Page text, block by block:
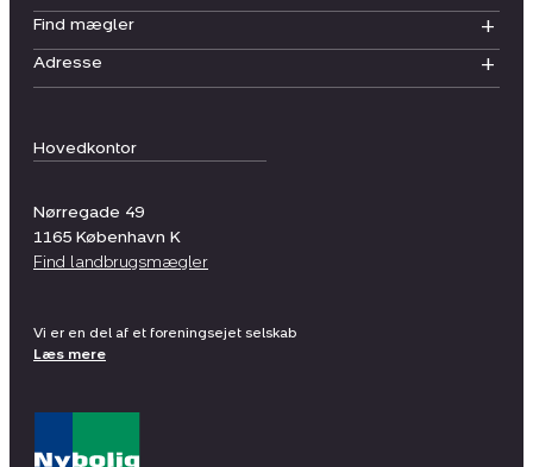
Hovedkontor
Nørregade 49
1165 København K
Find landbrugsmægler
Find mægler
Adresse
Vi er en del af et foreningsejet selskab
Læs mere